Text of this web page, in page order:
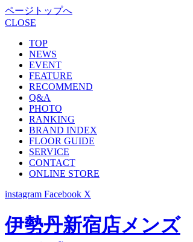
ページトップへ
CLOSE
TOP
NEWS
EVENT
FEATURE
RECOMMEND
Q&A
PHOTO
RANKING
BRAND INDEX
FLOOR GUIDE
SERVICE
CONTACT
ONLINE STORE
instagram Facebook X
伊勢丹新宿店メンズ